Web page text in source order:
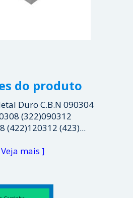
do produto
Duro C.B.N 090304
(322)090312
(422)120312 (423)...
mais ]